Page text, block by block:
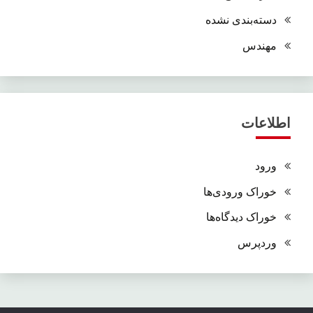
دسته‌بندی نشده
مهندس
اطلاعات
ورود
خوراک ورودی‌ها
خوراک دیدگاه‌ها
وردپرس